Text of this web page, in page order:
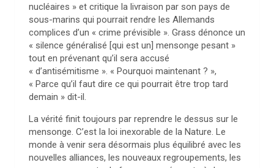
nucléaires » et critique la livraison par son pays de
sous-marins qui pourrait rendre les Allemands
complices d’un « crime prévisible ». Grass dénonce un
« silence généralisé [qui est un] mensonge pesant »
tout en prévenant qu’il sera accusé
« d’antisémitisme ». « Pourquoi maintenant ? »,
« Parce qu’il faut dire ce qui pourrait être trop tard
demain » dit-il.
La vérité finit toujours par reprendre le dessus sur le
mensonge. C’est la loi inexorable de la Nature. Le
monde à venir sera désormais plus équilibré avec les
nouvelles alliances, les nouveaux regroupements, les